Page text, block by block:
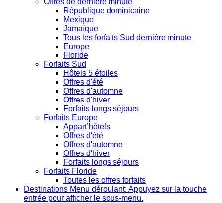
Offres de dernière minute
République dominicaine
Mexique
Jamaïque
Tous les forfaits Sud dernière minute
Europe
Floride
Forfaits Sud
Hôtels 5 étoiles
Offres d'été
Offres d'automne
Offres d'hiver
Forfaits longs séjours
Forfaits Europe
Appart’hôtels
Offres d'été
Offres d'automne
Offres d'hiver
Forfaits longs séjours
Forfaits Floride
Toutes les offres forfaits
Destinations Menu déroulant: Appuyez sur la touche
entrée pour afficher le sous-menu.